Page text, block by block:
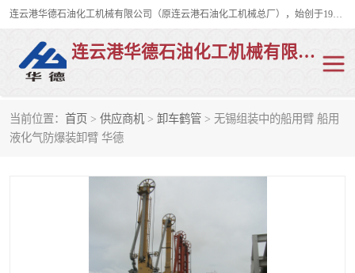
连云港华德石油化工机械有限公司（原连云港石油化工机械总厂），始创于1982年，是从事码头船用流体装卸臂、陆用流体装卸臂（鹤管）、活动梯、钢构平台、定量装车系统等全系列流体装卸设备的设计、制造、销售以及服务的专业供应商。
连云港华德石油化工机械有限公司
当前位置： 首页 > 供应商机 > 卸车鹤管 > 无锡组装中的船用臂 船用
液化气防爆装卸臂 华德
陆用流体装卸臂
液氯鹤管